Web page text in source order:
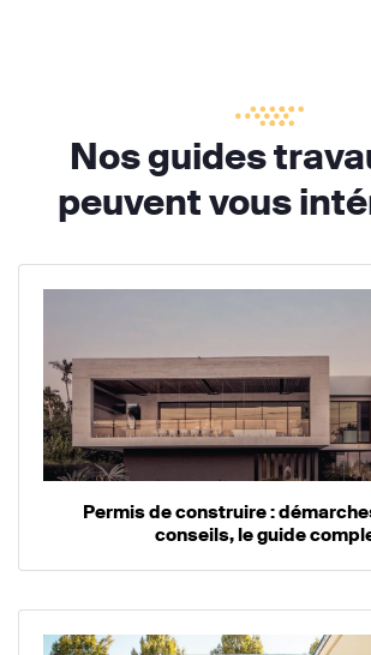
Nos guides
peuvent vous
Permis de construire :
conseils, le guide